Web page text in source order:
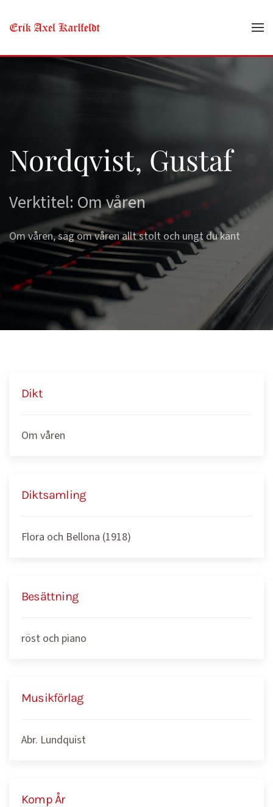
Skip to main content
Nordqvist, Gustaf
Verktitel: Om våren
Om våren, säg om våren allt stolt och ungt du känt
Dikt
Om våren
Diktsamling
Flora och Bellona (1918)
Besättning
röst och piano
Musikförlag
Abr. Lundquist
Komp År